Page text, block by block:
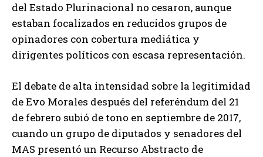
del Estado Plurinacional no cesaron, aunque
estaban focalizados en reducidos grupos de
opinadores con cobertura mediática y
dirigentes políticos con escasa representación.
El debate de alta intensidad sobre la legitimidad
de Evo Morales después del referéndum del 21
de febrero subió de tono en septiembre de 2017,
cuando un grupo de diputados y senadores del
MAS presentó un Recurso Abstracto de